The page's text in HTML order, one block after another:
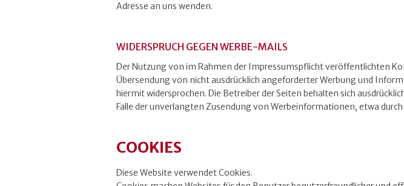
Adresse an uns wenden.
WIDERSPRUCH GEGEN WERBE-MAILS
Der Nutzung von im Rahmen der Impressumspflicht veröffentlichten
Übersendung von nicht ausdrücklich angeforderter Werbung und
hiermit widersprochen. Die Betreiber der Seiten behalten sich
Falle der unverlangten Zusendung von Werbeinformationen, etwa
COOKIES
Diese Website verwendet Cookies.